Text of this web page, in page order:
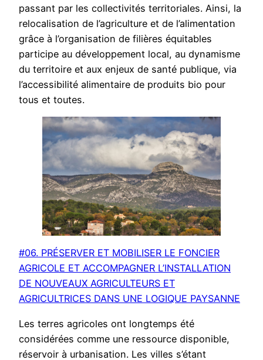
passant par les collectivités territoriales. Ainsi, la
relocalisation de l’agriculture et de l’alimentation
grâce à l’organisation de filières équitables
participe au développement local, au dynamisme
du territoire et aux enjeux de santé publique, via
l’accessibilité alimentaire de produits bio pour
tous et toutes.
#06. PRÉSERVER ET MOBILISER LE FONCIER
AGRICOLE ET ACCOMPAGNER L’INSTALLATION
DE NOUVEAUX AGRICULTEURS ET
AGRICULTRICES DANS UNE LOGIQUE PAYSANNE
Les terres agricoles ont longtemps été
considérées comme une ressource disponible,
réservoir à urbanisation. Les villes s’étant